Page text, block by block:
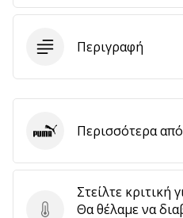
των
Περιγραφή
Στείλτε κριτική
Θα θέλαμε να
PumaΠερισσότερα